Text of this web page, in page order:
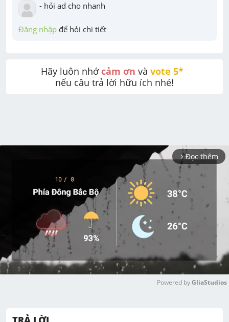
- hỏi ad cho nhanh
Đăng nhập để hỏi chi tiết
Hãy luôn nhớ cảm ơn và vote 5*
nếu câu trả lời hữu ích nhé!
arrow_forward_ios Đọc thêm
Powered by GliaStudios